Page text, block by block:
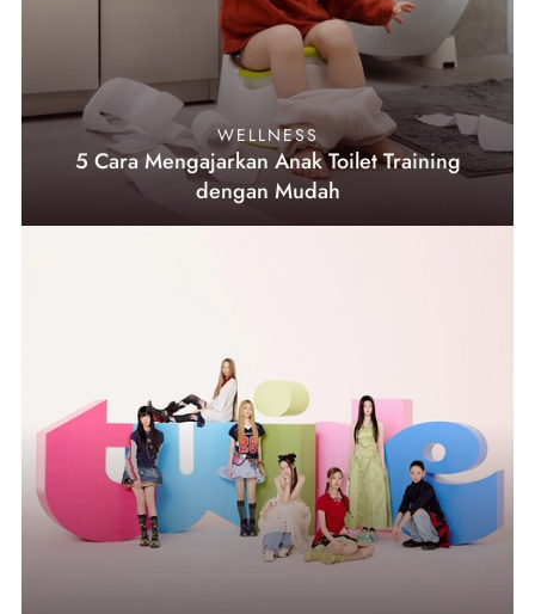
WELLNESS
5 Cara Mengajarkan Anak Toilet Training
dengan Mudah